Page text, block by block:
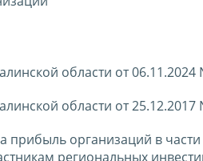
области от 06.11.2024
области от 25.12.2017
прибыль организаций в
региональных